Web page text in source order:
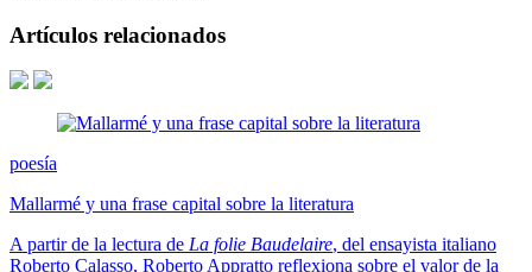
Artículos relacionados
poesía
Mallarmé y una frase capital sobre la literatura
A partir de la lectura de La folie Baudelaire, del ensayista italiano
Roberto Calasso, Roberto Appratto reflexiona sobre el valor de la